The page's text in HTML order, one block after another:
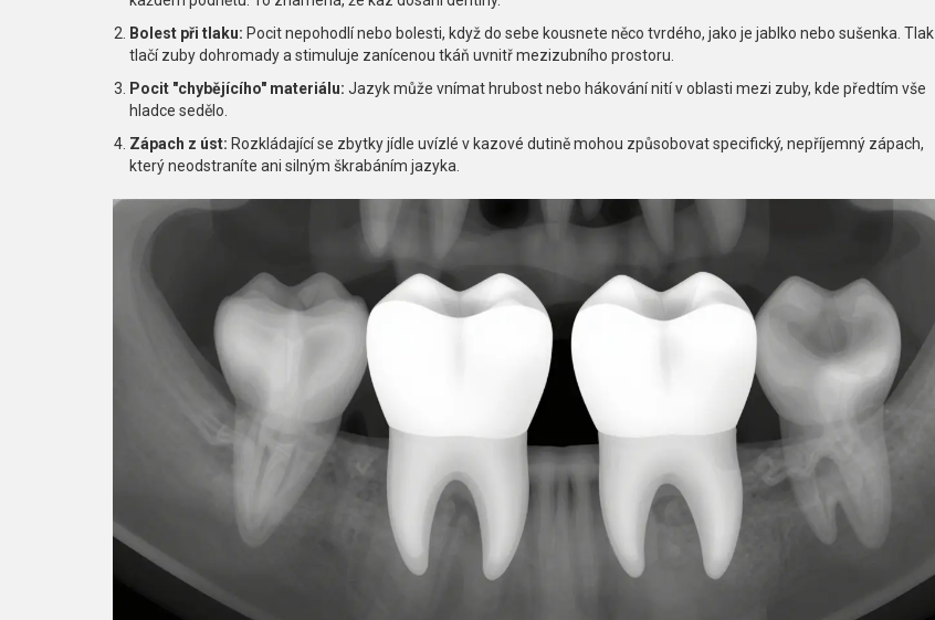
Bolest při tlaku: Pocit nepohodlí nebo bolesti, když do sebe kousnete něco tvrdého, jako je jablko nebo sušenka. Tlak
tlačí zuby dohromady a stimuluje zanícenou tkáň uvnitř mezizubního prostoru.
Pocit "chybějícího" materiálu: Jazyk může vnímat hrubost nebo hákování nití v oblasti mezi zuby, kde předtím vše
hladce sedělo.
Zápach z úst: Rozkládající se zbytky jídle uvízlé v kazové dutině mohou způsobovat specifický, nepříjemný zápach,
který neodstraníte ani silným škrabáním jazyka.